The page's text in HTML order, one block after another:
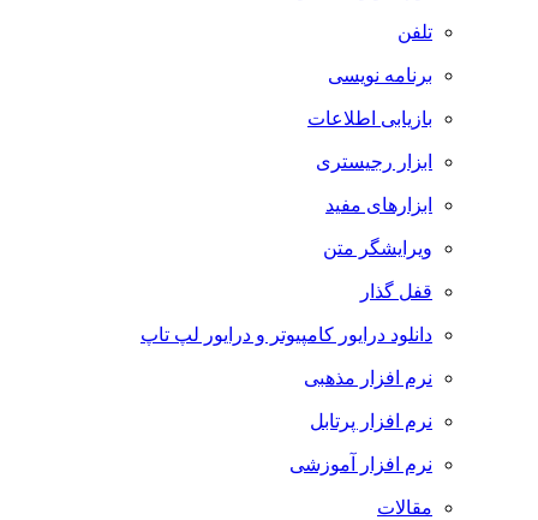
تلفن
برنامه نویسی
بازیابی اطلاعات
ابزار رجیستری
ابزارهای مفید
ویرایشگر متن
قفل گذار
دانلود درایور کامپیوتر و درایور لپ تاپ
نرم افزار مذهبی
نرم افزار پرتابل
نرم افزار آموزشی
مقالات